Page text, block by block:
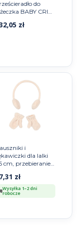
do
BABY CRIB,
zł
i
dla lalki
cm, przebieranie
zł
Wysyłka 1–2 dni
robocze